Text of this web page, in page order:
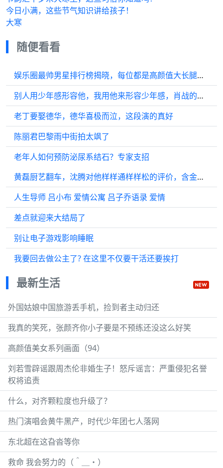
今日小满，这些节气知识讲给孩子！
大寒
随便看看
娱乐圈最帅男星排行榜揭晓，每位都是高颜值大长腿，胡歌竟意外垫底 胡歌肖战
别人用少年感形容他，我用他来形容少年感，肖战的少年感与纯素颜真的太绝了
老丁要娶德华，德华喜极而泣，这段演的真好
陈丽君巴黎雨中街拍太飒了
老年人如何预防泌尿系结石？专家支招
黄磊厨艺翻车，沈腾对他样样通样样松的评价，含金量还在上升
人生导师 吕小布 爱情公寓 吕子乔语录 爱情
差点就迎来大结局了
别让电子游戏影响睡眠
我要回去做公主了? 在这里不仅要干活还要挨打
最新生活
外国姑娘中国旅游丢手机，捡到者主动归还
我真的笑死，张颜齐你小子要是不预练还没这么好笑
高颜值美女系列画面（94）
刘若雪辟谣跟周杰伦非婚生子！怒斥谣言：严重侵犯名誉
权将追责
什么，对齐颗粒度也升级了？
热门演唱会黄牛黑产，时代少年团七人落网
东北超在这旮沓等你
救命 我会努力的（＾＿・）